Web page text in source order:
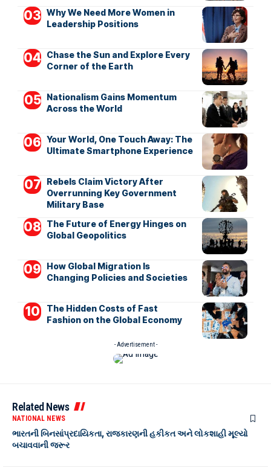
Why We Need More Women in
Leadership Positions
Chase the Sun and Explore Every
Corner of the Earth
Nationalism Gains Momentum
Across the World
Your World, One Touch Away: The
Ultimate Smartphone Experience
Rebels Claim Victory After
Overrunning Key Government
Military Base
The Future of Energy Hinges on
Global Geopolitics
How Global Migration Is
Changing Policies and Societies
The Hidden Costs of Fast
Fashion on the Global Economy
- Advertisement -
Related News
NATIONAL NEWS
ભારતની બિનસાંપ્રદાયિકતા, રાજકારણની હકીકત અને લોકશાહી મૂલ્યો
બચાવવાની જરૂર